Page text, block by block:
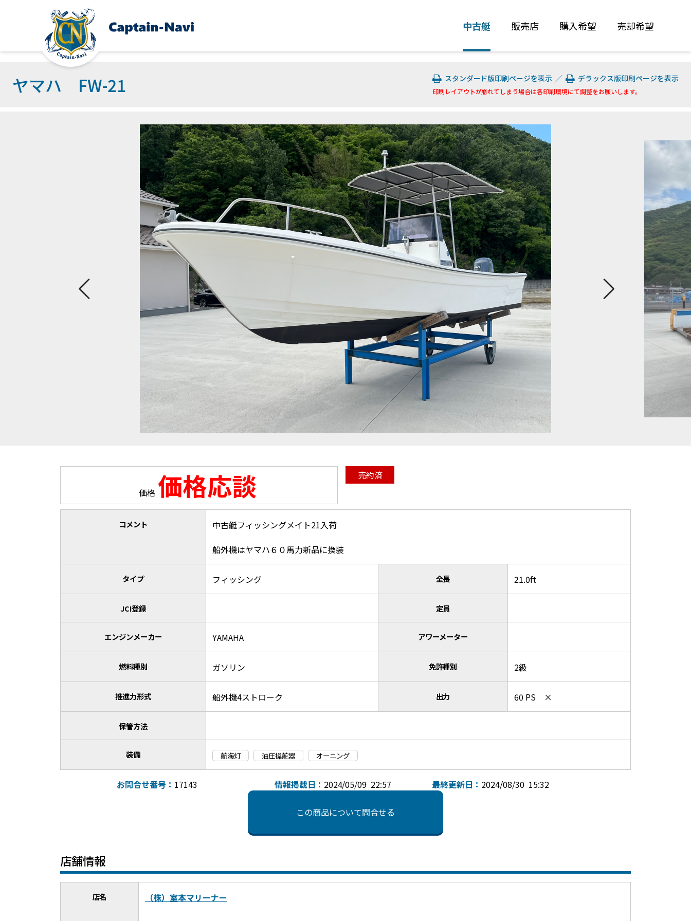
中古艇 販売店 購入希望 売却希望
ヤマハ FW-21 スタンダード版印刷ページを表示 ／ デラックス版印刷ページを表示
印刷レイアウトが崩れてしまう場合は各印刷環境にて調整をお願いします。
価格 価格応談 売約済
コメント
中古艇フィッシングメイト21入荷
船外機はヤマハ６０馬力新品に換装
タイプ フィッシング 全長 21.0ft
JCI登録 定員
エンジンメーカー YAMAHA アワーメーター
燃料種別 ガソリン 免許種別 2級
推進力形式 船外機4ストローク 出力 60 PS ×
保管方法
装備 航海灯 油圧操舵器 オーニング
お問合せ番号： 17143 情報掲載日： 2024/05/09 22:57 最終更新日： 2024/08/30 15:32
この商品について問合せる
店舗情報
店名 （株）室本マリーナー